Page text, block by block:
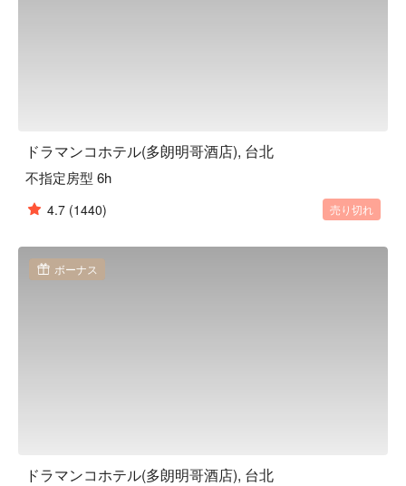
ドラマンコホテル(多朗明哥酒店), 台北
不指定房型 6h
4.7 (1440) 売り切れ
ボーナス
ドラマンコホテル(多朗明哥酒店), 台北